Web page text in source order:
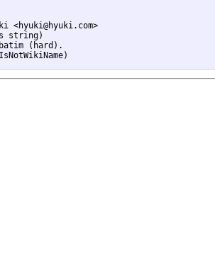
<hyuki@hyuki.com>
string)
(hard).